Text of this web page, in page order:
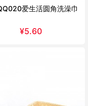
爱生活圆角洗澡巾
¥5.60